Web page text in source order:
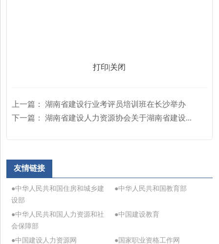
打印|关闭
上一篇：
湖南省建设行业考评员培训班在长沙举办
下一篇：
湖南省建设人力资源协会关于湖南省建设...
友情链接
●中华人民共和国住房和城乡建
设部
●中华人民共和国教育部
●中华人民共和国人力资源和社
会保障部
●中国建设教育
●中国建设人力资源网
●国家职业资格工作网